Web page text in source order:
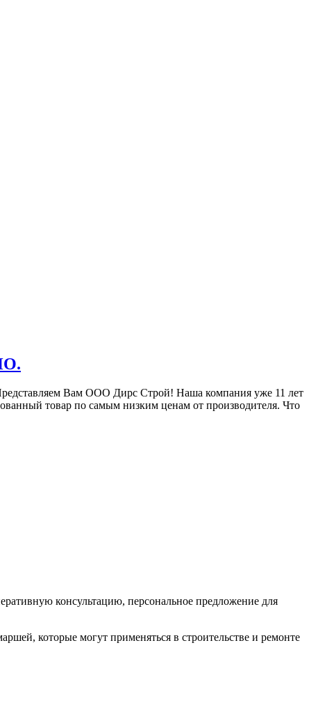
Вам ООО Дирс Строй! Наша компания уже 11 лет
товар по самым низким ценам от производителя. Что
консультацию, персональное предложение для
которые могут применяться в строительстве и ремонте